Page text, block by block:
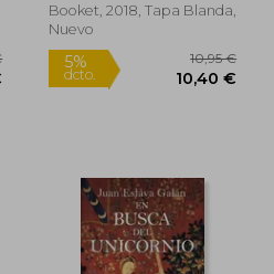
Booket, 2018, Tapa Blanda,
Nuevo